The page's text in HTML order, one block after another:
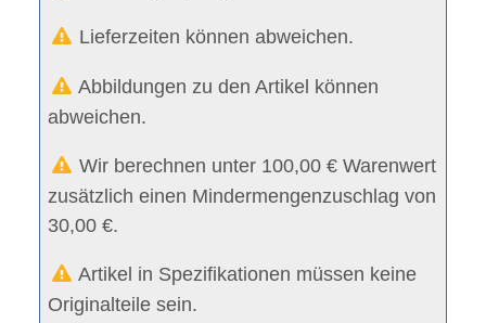
Lieferzeiten können abweichen.
Abbildungen zu den Artikel können
abweichen.
Wir berechnen unter 100,00 € Warenwert
zusätzlich einen Mindermengenzuschlag von
30,00 €.
Artikel in Spezifikationen müssen keine
Originalteile sein.